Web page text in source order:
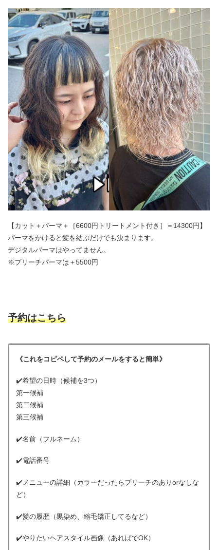
【カット＋パーマ＋［6600円トリートメント付き］＝14300円】
パーマをかけると髪を結ぶだけでも決まります。
デジタルパーマはやってません。
※ブリーチパーマは＋5500円
予約はこちら
《これをコピペして予約のメールをすると簡単》
✔️希望の日時（候補を3つ）
第一候補
第二候補
第三候補
✔️名前（フルネーム）
✔️電話番号
✔️メニューの詳細（カラーだったらブリーチのありorなしな
ど）
✔️髪の履歴（黒染め、縮毛矯正してるなど）
✔️やりたいヘアスタイル画像（あればでOK）